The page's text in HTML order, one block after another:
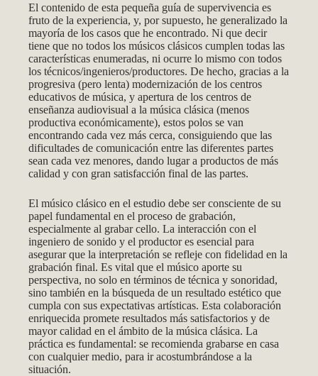
El contenido de esta pequeña guía de supervivencia es
fruto de la experiencia, y, por supuesto, he generalizado la
mayoría de los casos que he encontrado. Ni que decir
tiene que no todos los músicos clásicos cumplen todas las
características enumeradas, ni ocurre lo mismo con todos
los técnicos/ingenieros/productores. De hecho, gracias a la
progresiva (pero lenta) modernización de los centros
educativos de música, y apertura de los centros de
enseñanza audiovisual a la música clásica (menos
productiva económicamente), estos polos se van
encontrando cada vez más cerca, consiguiendo que las
dificultades de comunicación entre las diferentes partes
sean cada vez menores, dando lugar a productos de más
calidad y con gran satisfacción final de las partes.
El músico clásico en el estudio debe ser consciente de su
papel fundamental en el proceso de grabación,
especialmente al grabar cello. La interacción con el
ingeniero de sonido y el productor es esencial para
asegurar que la interpretación se refleje con fidelidad en la
grabación final. Es vital que el músico aporte su
perspectiva, no solo en términos de técnica y sonoridad,
sino también en la búsqueda de un resultado estético que
cumpla con sus expectativas artísticas. Esta colaboración
enriquecida promete resultados más satisfactorios y de
mayor calidad en el ámbito de la música clásica. La
práctica es fundamental: se recomienda grabarse en casa
con cualquier medio, para ir acostumbrándose a la
situación.